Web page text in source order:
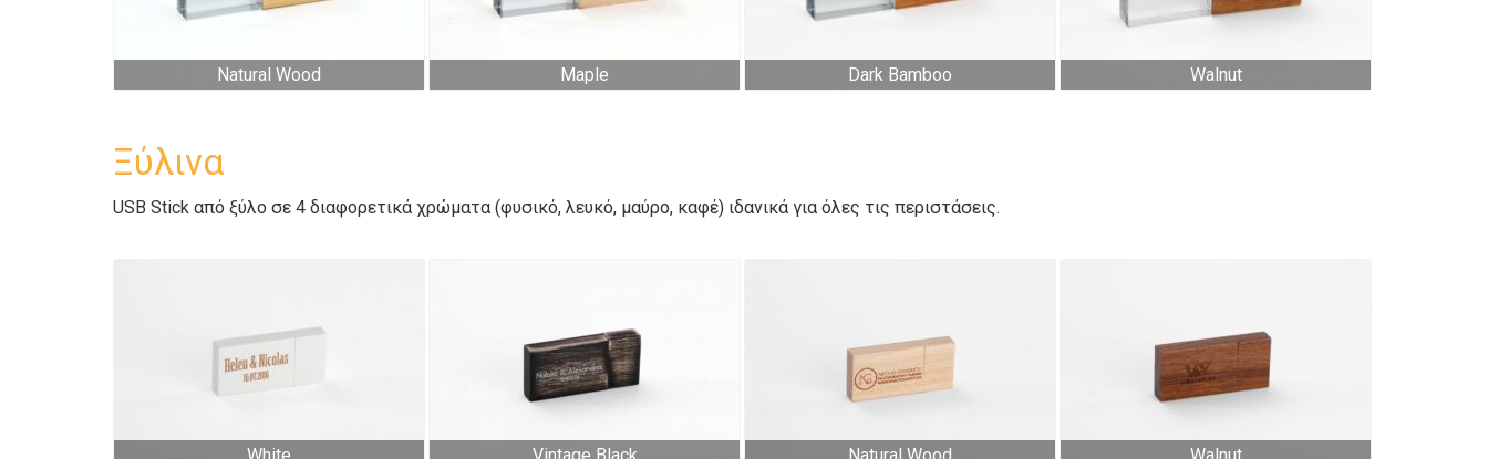
Natural Wood Maple Dark Bamboo Walnut
Ξύλινα
USB Stick από ξύλο σε 4 διαφορετικά χρώματα (φυσικό, λευκό, μαύρο, καφέ) ιδανικά για όλες τις περιστάσεις.